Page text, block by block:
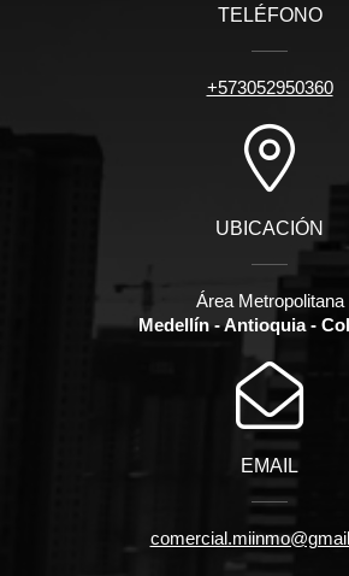
TELÉFONO
+573052950360
UBICACIÓN
Área Metropolitana
Medellín - Antioquia -
EMAIL